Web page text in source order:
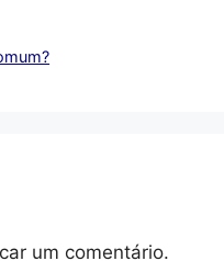
um comentário.